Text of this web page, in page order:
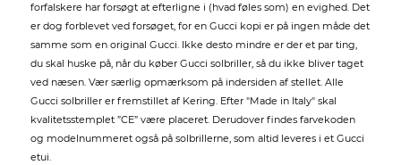
forfalskere har forsøgt at efterligne i (hvad føles som) en evighed. Det
er dog forblevet ved forsøget, for en Gucci kopi er på ingen måde det
samme som en original Gucci. Ikke desto mindre er der et par ting,
du skal huske på, når du køber Gucci solbriller, så du ikke bliver taget
ved næsen. Vær særlig opmærksom på indersiden af stellet. Alle
Gucci solbriller er fremstillet af Kering. Efter "Made in Italy" skal
kvalitetsstemplet ”CE” være placeret. Derudover findes farvekoden
og modelnummeret også på solbrillerne, som altid leveres i et Gucci
etui.